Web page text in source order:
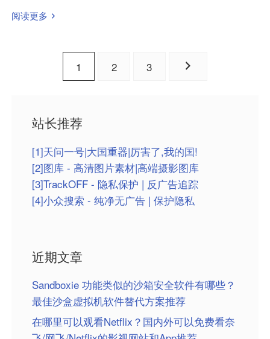
阅读更多
1 2 3
站长推荐
[1]天问一号|大国重器|厉害了,我的国!
[2]图库 - 高清图片素材|高端摄影图库
[3]TrackOFF - 隐私保护 | 反广告追踪
[4]小众搜索 - 纯净无广告 | 保护隐私
近期文章
Sandboxie 功能类似的沙箱安全软件有哪些？
最佳沙盒虚拟机软件替代方案推荐
在哪里可以观看Netflix？国内外可以免费看奈